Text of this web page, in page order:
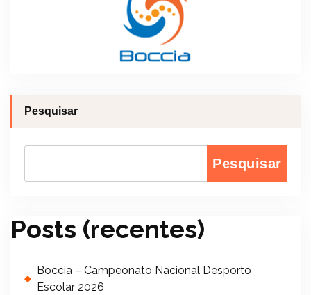
Pesquisar
Pesquisar
Posts (recentes)
Boccia – Campeonato Nacional Desporto
Escolar 2026